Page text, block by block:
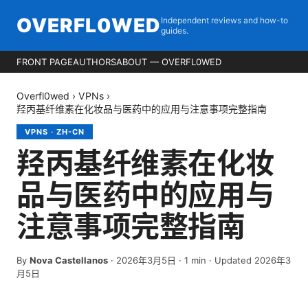
OVERFL0WED Independent reviews and how-to
guides.
FRONT PAGEAUTHORSABOUT — OVERFL0WED
Overfl0wed › VPNs ›
羟丙基纤维素在化妆品与医药中的应用与注意事项完整指南
VPNS · ZH-CN
羟丙基纤维素在化妆
品与医药中的应用与
注意事项完整指南
By Nova Castellanos · 2026年3月5日 · 1 min · Updated 2026年3
月5日